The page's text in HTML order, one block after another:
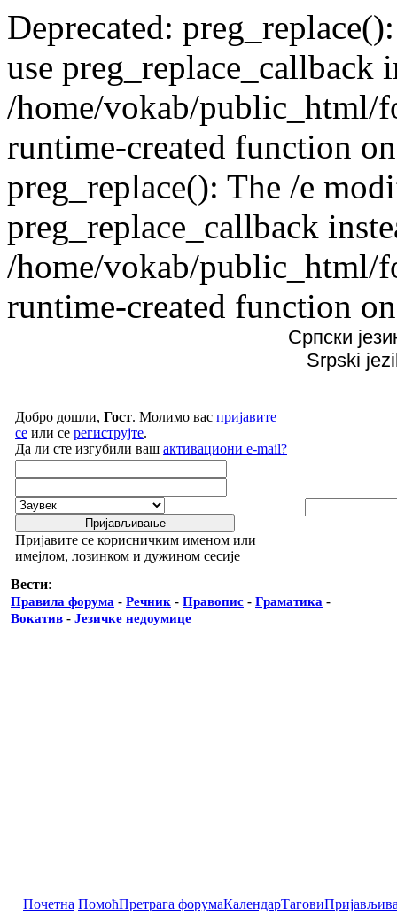
Deprecated:
use preg_replace_callback
/home/vokab/public_html/
runtime-created function
preg_replace(): The /e
preg_replace_callback
/home/vokab/public_html/
runtime-created function
Српски
Srpski
Добро дошли, Гост. Молимо вас пријавите
се или се региструјте.
Да ли сте изгубили ваш активациони e-mail?
Пријавите се корисничким именом или
имејлом, лозинком и дужином сесије
Вести:
Правила форума - Речник - Правопис - Граматика -
Вокатив - Језичке недоумице
Почетна ПомоћПретрага форумаКалендарТагови